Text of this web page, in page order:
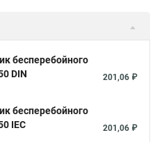
бесперебойного
DIN
201,06 ₽
бесперебойного
IEC
201,06 ₽